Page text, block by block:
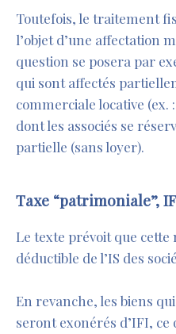
Toutefois, le traitement
l’objet d’une affectation
question se posera par
qui sont affectés
commerciale locative
dont les associés se
partielle (sans loyer).
Taxe “patrimoniale”,
Le texte prévoit que cette
déductible de l’IS des
En revanche, les biens
seront exonérés d’IFI,